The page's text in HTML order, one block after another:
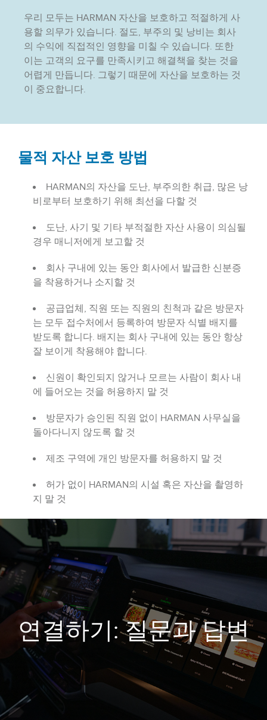
우리 모두는 HARMAN 자산을 보호하고 적절하게 사
용할 의무가 있습니다. 절도, 부주의 및 낭비는 회사
의 수익에 직접적인 영향을 미칠 수 있습니다. 또한
이는 고객의 요구를 만족시키고 해결책을 찾는 것을
어렵게 만듭니다. 그렇기 때문에 자산을 보호하는 것
이 중요합니다.
물적 자산 보호 방법
HARMAN의 자산을 도난, 부주의한 취급, 많은 낭
비로부터 보호하기 위해 최선을 다할 것
도난, 사기 및 기타 부적절한 자산 사용이 의심될
경우 매니저에게 보고할 것
회사 구내에 있는 동안 회사에서 발급한 신분증
을 착용하거나 소지할 것
공급업체, 직원 또는 직원의 친척과 같은 방문자
는 모두 접수처에서 등록하여 방문자 식별 배지를
받도록 합니다. 배지는 회사 구내에 있는 동안 항상
잘 보이게 착용해야 합니다.
신원이 확인되지 않거나 모르는 사람이 회사 내
에 들어오는 것을 허용하지 말 것
방문자가 승인된 직원 없이 HARMAN 사무실을
돌아다니지 않도록 할 것
제조 구역에 개인 방문자를 허용하지 말 것
허가 없이 HARMAN의 시설 혹은 자산을 촬영하
지 말 것
연결하기: 질문과 답변